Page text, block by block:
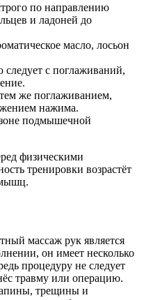
по направлению
и ладоней до
масло, лосьон
с поглаживаний,
же поглаживанием,
нажима.
подмышечной
физическими
тренировки возрастёт
мышц.
массаж рук является
он имеет несколько
процедуру не следует
травму или операцию.
трещины и